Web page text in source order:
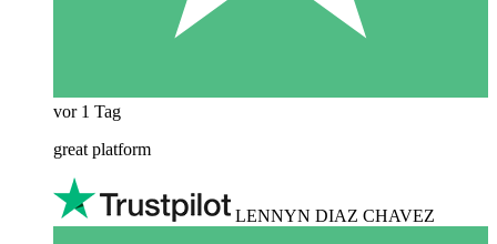
vor 1 Tag
great platform
LENNYN DIAZ CHAVEZ